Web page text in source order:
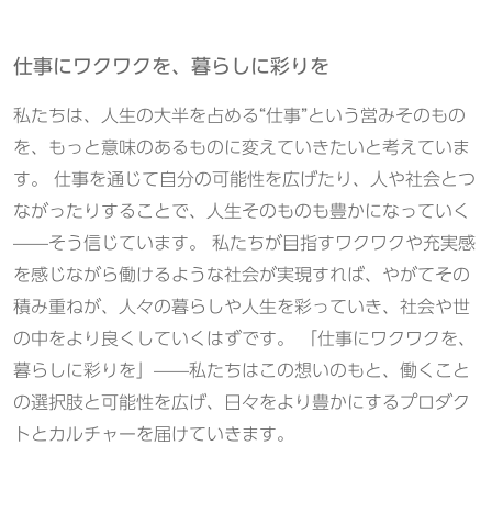
仕事にワクワクを、暮らしに彩りを
私たちは、人生の大半を占める“仕事”という営みそのもの
を、もっと意味のあるものに変えていきたいと考えていま
す。 仕事を通じて自分の可能性を広げたり、人や社会とつ
ながったりすることで、人生そのものも豊かになっていく
——そう信じています。 私たちが目指すワクワクや充実感
を感じながら働けるような社会が実現すれば、やがてその
積み重ねが、人々の暮らしや人生を彩っていき、社会や世
の中をより良くしていくはずです。 「仕事にワクワクを、
暮らしに彩りを」——私たちはこの想いのもと、働くこと
の選択肢と可能性を広げ、日々をより豊かにするプロダク
トとカルチャーを届けていきます。